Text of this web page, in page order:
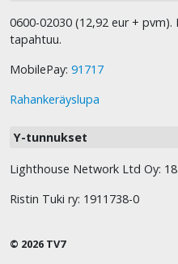
0600-02030 (12,92 eur +
tapahtuu.
MobilePay: 91717
Rahankeräyslupa
Y-tunnukset
Lighthouse Network Ltd Oy:
Ristin Tuki ry: 1911738-0
© 2026 TV7